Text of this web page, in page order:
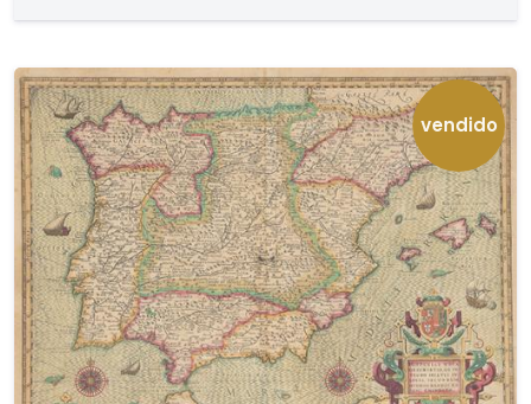
titulado. Medidas 440 x 555 mm plancha
vendido